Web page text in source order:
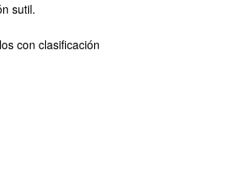
sutil.
con clasificación